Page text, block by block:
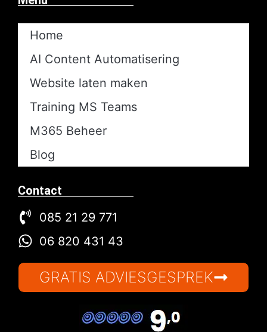
Home
AI Content Automatisering​
Website laten maken
Training MS Teams
M365 Beheer
Blog
Contact
085 21 29 771
06 820 431 43
GRATIS ADVIESGESPREK